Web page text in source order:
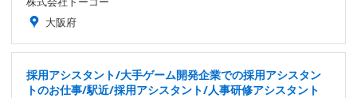
大阪府
採用アシスタント/大手ゲーム開発企業での採用アシスタン
トのお仕事/駅近/採用アシスタント/人事研修アシスタント